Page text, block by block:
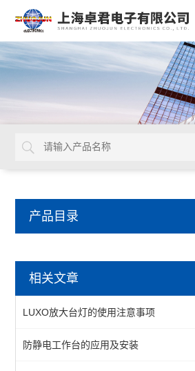
产品目录
相关文章
LUXO放大台灯的使用注意事项
防静电工作台的应用及安装